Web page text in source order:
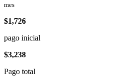
mes
$1,726
pago inicial
$3,238
Pago total